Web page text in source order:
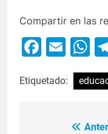
Compartir en las
Etiquetado: